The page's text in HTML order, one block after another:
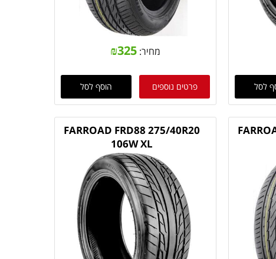
לסל
מחיר: ₪325
פרטים נוספים הוסף לסל
FARROAD FRD88 275/40R20
106W XL